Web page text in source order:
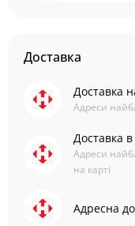
Доставка
Доставка
Адреси
Доставка
Адреси
на карті
Адресна